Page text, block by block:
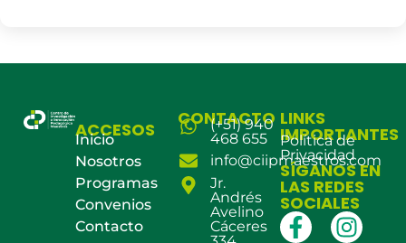
ACCESOS
Inicio
Nosotros
Programas
Convenios
Contacto
CONTACTO
(+51) 940
468 655
info@ciipmaestros.com
Jr.
Andrés
Avelino
Cáceres
LINKS
IMPORTANTES
Política de
Privacidad
SÍGANOS EN
LAS REDES
SOCIALES